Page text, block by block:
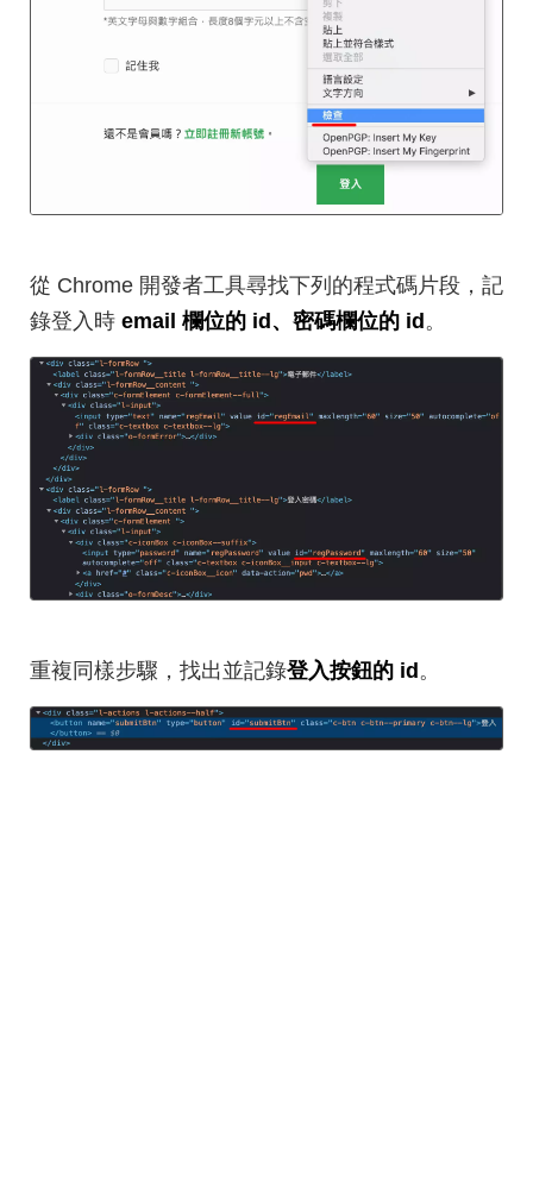
從 Chrome 開發者工具尋找下列的程式碼片段，記
錄登入時 email 欄位的 id、密碼欄位的 id。
重複同樣步驟，找出並記錄登入按鈕的 id。